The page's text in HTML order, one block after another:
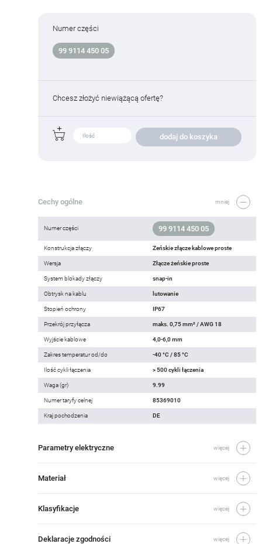
Numer części
99 9114 450 05
Chcesz złożyć niewiążącą ofertę?
dodaj do koszyka
Cechy ogólne mniej
Numer części 99 9114 450 05
Konstrukcja złączy Zeńskie złącze kablowe proste
Wersja Złącze żeńskie proste
System blokady złączy snap-in
Obtrysk na kablu lutowanie
Stopień ochrony IP67
Przekrój przyłącza maks. 0,75 mm² / AWG 18
Wyjście kablowe 4,0-6,0 mm
Zakres temperatur od/do -40 °C / 85 °C
Ilość cykli łączenia > 500 cykli łączenia
Waga (gr) 9.99
Numer taryfy celnej 85369010
Kraj pochodzenia DE
Parametry elektryczne więcej
Materiał więcej
Klasyfikacje więcej
Deklaracje zgodności więcej